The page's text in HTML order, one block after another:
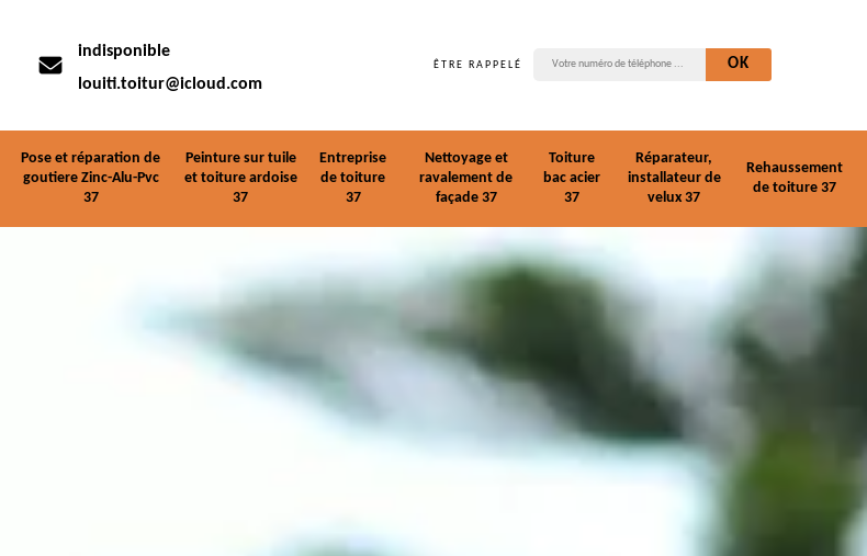
indisponible
louiti.toitur@icloud.com
ÊTRE RAPPELÉ
Pose et réparation de
goutiere Zinc-Alu-Pvc
37
Peinture sur tuile
et toiture ardoise
37
Entreprise
de toiture
37
Nettoyage et
ravalement de
façade 37
Toiture
bac acier
37
Réparateur,
installateur de
velux 37
Rehaussement
de toiture 37